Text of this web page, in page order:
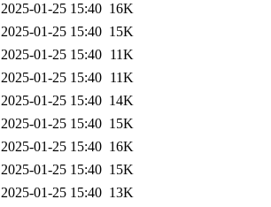
2025-01-25 15:40 16K
2025-01-25 15:40 15K
2025-01-25 15:40 11K
2025-01-25 15:40 11K
2025-01-25 15:40 14K
2025-01-25 15:40 15K
2025-01-25 15:40 16K
2025-01-25 15:40 15K
2025-01-25 15:40 13K